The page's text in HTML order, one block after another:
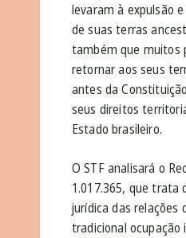
levaram à expulsão
de suas terras
também que muitos
retornar aos seus
antes da
seus direitos
Estado brasileiro.
O STF analisará o
1.017.365, que trata
jurídica das relações
tradicional ocupação